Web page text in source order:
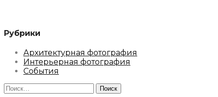
Рубрики
Архитектурная фотография
Интерьерная фотография
События
Найти: